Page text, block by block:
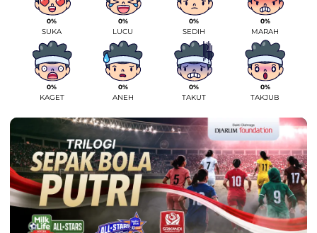
0%
SUKA
0%
LUCU
0%
SEDIH
0%
MARAH
0%
KAGET
0%
ANEH
0%
TAKUT
0%
TAKJUB